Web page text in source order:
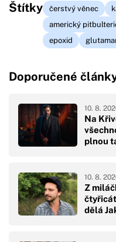
Štítky čerstvý věnec
americký
epoxid
Doporučené
Na
plnou
10. 8.
Z
dělá
10. 8.